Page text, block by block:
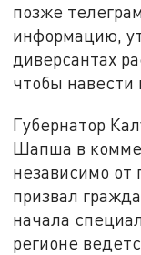
позже
информацию,
диверсантах
чтобы навести
Губернатор
Шапша в
независимо
призвал
начала
регионе